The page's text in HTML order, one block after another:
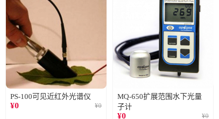
PS-100可见近红外光谱仪
¥0 ¥0
MQ-650扩展范围水下光量
子计
¥0 ¥0